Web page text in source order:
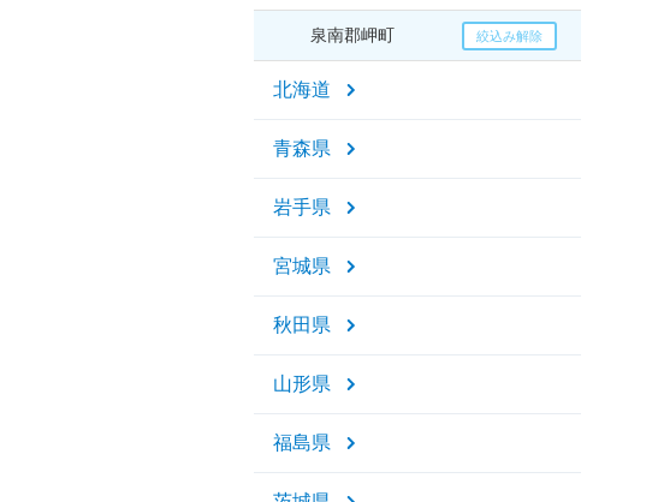
泉南郡岬町
北海道
青森県
岩手県
宮城県
秋田県
山形県
福島県